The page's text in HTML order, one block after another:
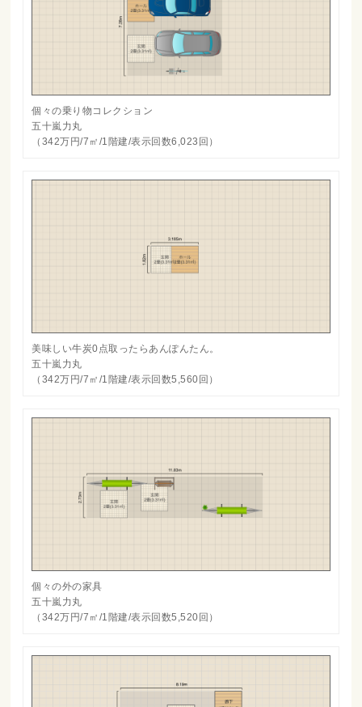
個々の乗り物コレクション
五十嵐力丸
（342万円/7㎡/1階建/表示回数6,023回）
美味しい牛炭0点取ったらあんぽんたん。
五十嵐力丸
（342万円/7㎡/1階建/表示回数5,560回）
個々の外の家具
五十嵐力丸
（342万円/7㎡/1階建/表示回数5,520回）